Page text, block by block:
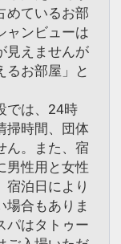
めているお部
ャンビューは
見えませんが
るお部屋」と
では、24時
掃時間、団体
ん。また、宿
男性用と女性
宿泊日により
場合もありま
パはタトゥー